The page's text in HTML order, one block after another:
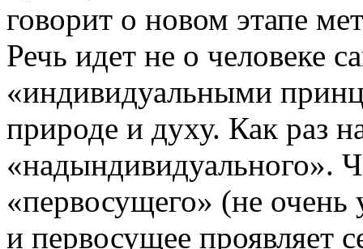
говорит о новом этапе
Речь идет не о человеке
«индивидуальными
природе и духу. Как раз
«надындивидуального».
«первосущего» (не
и первосущее проявляет